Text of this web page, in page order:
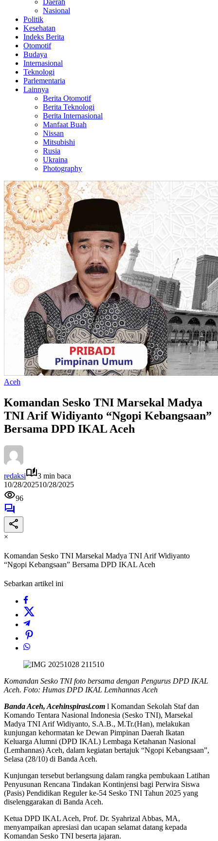
Daerah
Nasional
Politik
Kesehatan
Indeks Berita
Otomotif
Budaya
Internasional
Teknologi
Parlementaria
Lainnya
Berita Otomotif
Berita Teknologi
Berita Internasional
Manfaat Buah
Nissan
Mitsubishi
Rusia
Ukraina
Photography
Aceh
Komandan Sesko TNI Marsekal Madya
TNI Arif Widiyanto “Ngopi Kebangsaan”
Bersama DPD IKAL Aceh
redaksi
3 min baca
10/28/202510/28/2025
96
×
Komandan Sesko TNI Marsekal Madya TNI Arif Widiyanto
“Ngopi Kebangsaan” Bersama DPD IKAL Aceh
Sebarkan artikel ini
Komandan Sesko TNI foto bersama dengan Pengurus DPD IKAL
Aceh. Foto: Humas DPD IKAL Lemhannas Aceh
Banda Aceh, Acehinspirasi.com l Komandan Sekolah Staf dan
Komando Tentara Nasional Indonesia (Sesko TNI), Marsekal
Madya TNI Arif Widiyanto, S.A.B., M.Tr.(Han), melakukan
kunjungan kehormatan ke Dewan Pimpinan Daerah Ikatan
Keluarga Alumni (DPD IKAL) Lembaga Ketahanan Nasional
(Lemhannas) Aceh, dalam kegiatan bertajuk “Ngopi Kebangsaan”,
Selasa (28/10) di Banda Aceh.
Kunjungan tersebut berlangsung dalam rangka pembukaan Latihan
Penyusunan Rencana Tindakan Kontinjensi bagi Perwira Siswa
(Pasis) Pendidikan Reguler ke-54 Sesko TNI Tahun 2025 yang
diselenggarakan di Banda Aceh.
Ketua DPD IKAL Aceh, Prof. Dr. Syahrizal Abbas, MA,
menyampaikan apresiasi dan ucapan selamat datang kepada
Komandan Sesko TNI beserta jajaran.